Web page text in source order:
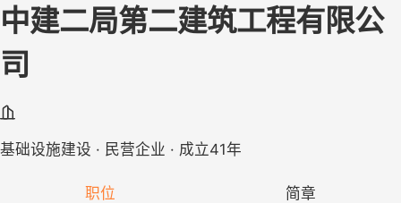
中建二局第二建筑工程有限公
司
基础设施建设 · 民营企业 · 成立41年
职位 简章